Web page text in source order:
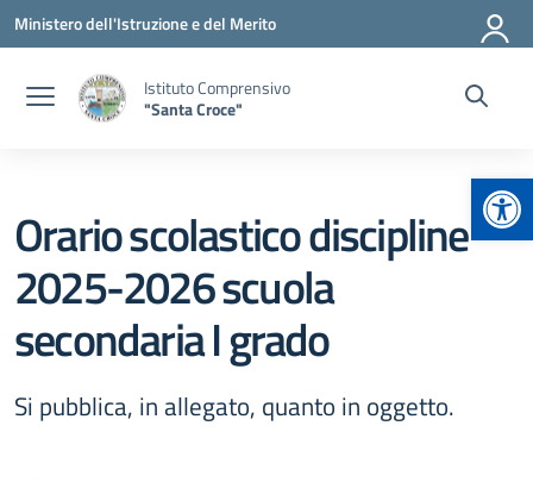
Vai ai contenuti
Vai al menu di navigazione
Vai al footer
Ministero dell'Istruzione e del Merito
Istituto Comprensivo
"Santa Croce"
Orario scolastico discipline
2025-2026 scuola
secondaria I grado
Si pubblica, in allegato, quanto in oggetto.